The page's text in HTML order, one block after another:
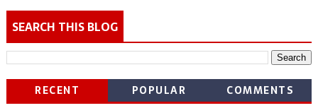
SEARCH THIS BLOG
RECENT POPULAR COMMENTS